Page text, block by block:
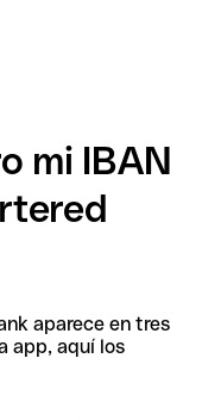
mi IBAN
aparece en tres
app, aquí los